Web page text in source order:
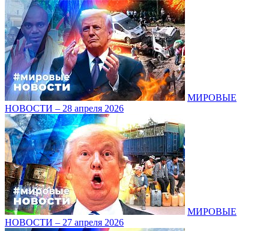
МИРОВЫЕ
НОВОСТИ – 28 апреля 2026
МИРОВЫЕ
НОВОСТИ – 27 апреля 2026